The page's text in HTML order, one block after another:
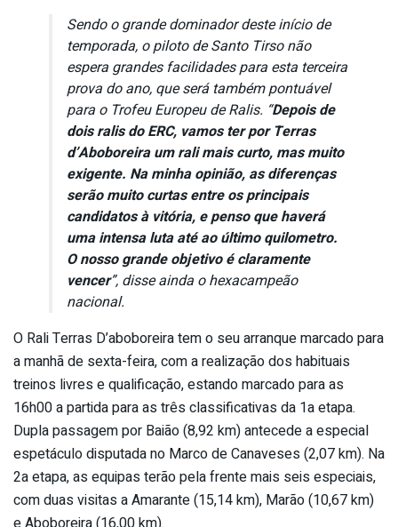
Sendo o grande dominador deste início de
temporada, o piloto de Santo Tirso não
espera grandes facilidades para esta terceira
prova do ano, que será também pontuável
para o Trofeu Europeu de Ralis. “Depois de
dois ralis do ERC, vamos ter por Terras
d’Aboboreira um rali mais curto, mas muito
exigente. Na minha opinião, as diferenças
serão muito curtas entre os principais
candidatos à vitória, e penso que haverá
uma intensa luta até ao último quilometro.
O nosso grande objetivo é claramente
vencer”, disse ainda o hexacampeão
nacional.
O Rali Terras D’aboboreira tem o seu arranque marcado para
a manhã de sexta-feira, com a realização dos habituais
treinos livres e qualificação, estando marcado para as
16h00 a partida para as três classificativas da 1a etapa.
Dupla passagem por Baião (8,92 km) antecede a especial
espetáculo disputada no Marco de Canaveses (2,07 km). Na
2a etapa, as equipas terão pela frente mais seis especiais,
com duas visitas a Amarante (15,14 km), Marão (10,67 km)